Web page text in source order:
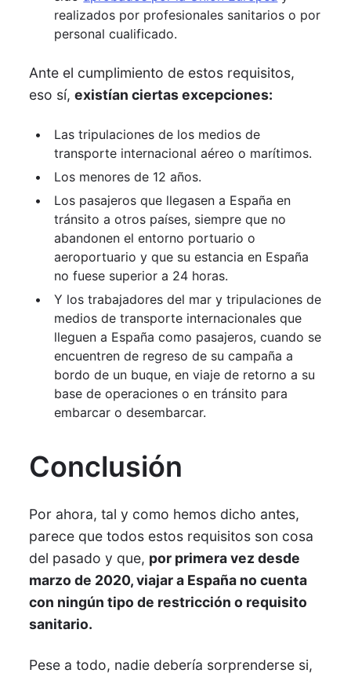
realizados por profesionales sanitarios o por
personal cualificado.
Ante el cumplimiento de estos requisitos,
eso sí,existían ciertas excepciones:
Las tripulaciones de los medios de
transporte internacional aéreo o marítimos.
Los menores de 12 años.
Los pasajeros que llegasen a España en
tránsito a otros países, siempre que no
abandonen el entorno portuario o
aeroportuario y que su estancia en España
no fuese superior a 24 horas.
Y los trabajadores del mar y tripulaciones de
medios de transporte internacionales que
lleguen a España como pasajeros, cuando se
encuentren de regreso de su campaña a
bordo de un buque, en viaje de retorno a su
base de operaciones o en tránsito para
embarcar o desembarcar.
Conclusión
Por ahora, tal y como hemos dicho antes,
parece que todos estos requisitos son cosa
del pasado y que, por primera vez desde
marzo de 2020, viajar a España no cuenta
con ningún tipo de restricción o requisito
sanitario.
Pese a todo, nadie debería sorprenderse si,